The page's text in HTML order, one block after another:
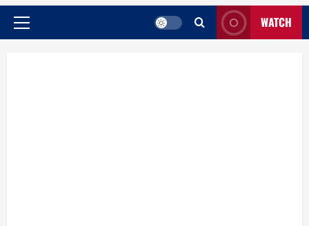
Primary
WATCH